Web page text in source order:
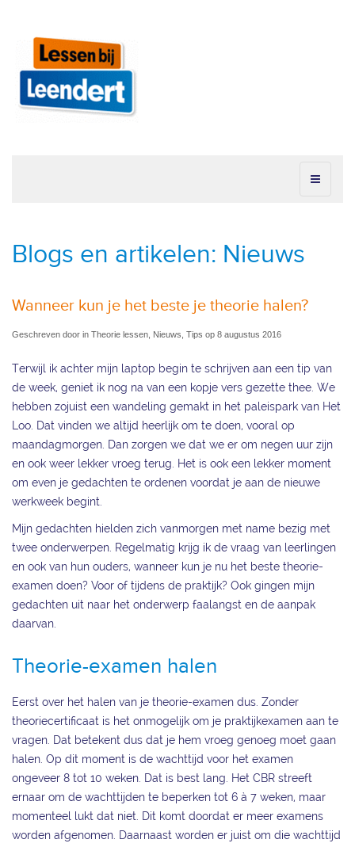
Blogs en artikelen: Nieuws
Wanneer kun je het beste je theorie halen?
Geschreven door in Theorie lessen, Nieuws, Tips op 8 augustus 2016
Terwijl ik achter mijn laptop begin te schrijven aan een tip van
de week, geniet ik nog na van een kopje vers gezette thee. We
hebben zojuist een wandeling gemakt in het paleispark van Het
Loo. Dat vinden we altijd heerlijk om te doen, vooral op
maandagmorgen. Dan zorgen we dat we er om negen uur zijn
en ook weer lekker vroeg terug. Het is ook een lekker moment
om even je gedachten te ordenen voordat je aan de nieuwe
werkweek begint.
Mijn gedachten hielden zich vanmorgen met name bezig met
twee onderwerpen. Regelmatig krijg ik de vraag van leerlingen
en ook van hun ouders, wanneer kun je nu het beste theorie-
examen doen? Voor of tijdens de praktijk? Ook gingen mijn
gedachten uit naar het onderwerp faalangst en de aanpak
daarvan.
Theorie-examen halen
Eerst over het halen van je theorie-examen dus. Zonder
theoriecertificaat is het onmogelijk om je praktijkexamen aan te
vragen. Dat betekent dus dat je hem vroeg genoeg moet gaan
halen. Op dit moment is de wachttijd voor het examen
ongeveer 8 tot 10 weken. Dat is best lang. Het CBR streeft
ernaar om de wachttijden te beperken tot 6 à 7 weken, maar
momenteel lukt dat niet. Dit komt doordat er meer examens
worden afgenomen. Daarnaast worden er juist om die wachttijd